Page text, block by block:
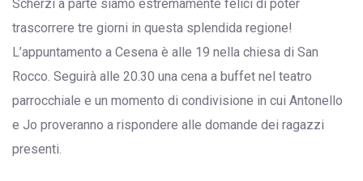
Scherzi a parte siamo estremamente felici di poter
trascorrere tre giorni in questa splendida regione!
L’appuntamento a Cesena è alle 19 nella chiesa di San
Rocco. Seguirà alle 20.30 una cena a buffet nel teatro
parrocchiale e un momento di condivisione in cui Antonello
e Jo proveranno a rispondere alle domande dei ragazzi
presenti.